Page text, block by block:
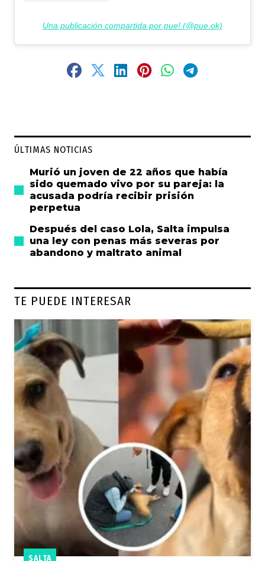
Una publicación compartida por pue! (@pue.ok)
ÚLTIMAS NOTICIAS
Murió un joven de 22 años que había
sido quemado vivo por su pareja: la
acusada podría recibir prisión
perpetua
Después del caso Lola, Salta impulsa
una ley con penas más severas por
abandono y maltrato animal
TE PUEDE INTERESAR
SALTA